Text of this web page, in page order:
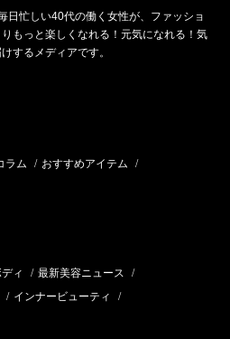
日忙しい40代の働く女性が、ファッショ
もっと楽しくなれる！元気になれる！気
するメディアです。
ラム / おすすめアイテム /
ィ / 最新美容ニュース /
/ インナービューティ /